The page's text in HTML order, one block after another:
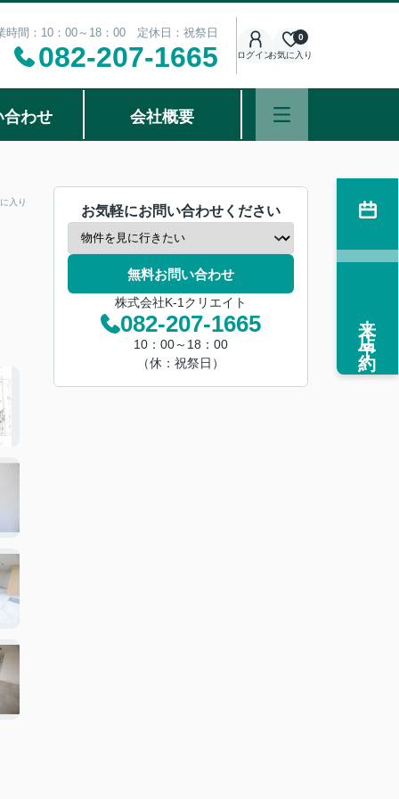
時間：10：00～18：00 定休日：祝祭日
082-207-1665 ログインお気に入り
0
合わせ 会社概要
入り
お気軽にお問い合わせください
無料お問い合わせ
株式会社K-1クリエイト
082-207-1665
10：00～18：00
（休：祝祭日）
来店予約